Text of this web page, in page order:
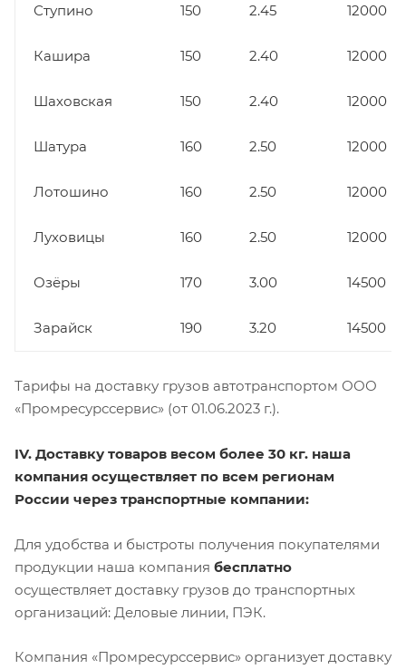
Ступино 150 2.45 12000
Кашира 150 2.40 12000
Шаховская 150 2.40 12000
Шатура 160 2.50 12000
Лотошино 160 2.50 12000
Луховицы 160 2.50 12000
Озёры 170 3.00 14500
Зарайск 190 3.20 14500
Тарифы на доставку грузов автотранспортом ООО
«Промресурссервис» (от 01.06.2023 г.).
IV. Доставку товаров весом более 30 кг. наша
компания осуществляет по всем регионам
России через транспортные компании:
Для удобства и быстроты получения покупателями
продукции наша компания бесплатно
осуществляет доставку грузов до транспортных
организаций: Деловые линии, ПЭК.
Компания «Промресурссервис» организует доставку